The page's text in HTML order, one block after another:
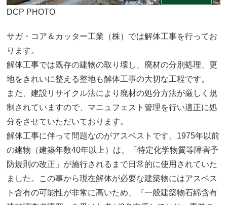
DCP PHOTO
サガ・コア＆カッター工業（株）では解体工事を行ってお
ります。
解体工事では既存の建物の取り壊し、廃材の分別処理、更
地をきれいに整える整地も解体工事の大切な工程です。
また、建設リサイクル法により廃材の処分方法が厳しく規
制されていますので、マニュフェスト管理を行い適正に処
分をさせていただいております。
解体工事に伴って問題なのがアスベストです。1975年以前
の建物（建築年数40年以上）は、「特定化学物質等障害予
防規則の改正」が施行されるまで日常的に使用されていた
ました。この事から現在解体が必要な建築物にはアスベス
ト含有の可能性が非常に高いため、『一般建築物石綿含有